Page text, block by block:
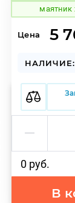
маятник
Цена 5
НАЛИЧИЕ:
0 руб.
В